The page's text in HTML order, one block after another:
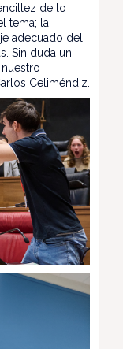
de lo
tema; la
adecuado del
Sin duda un
Celiméndiz.